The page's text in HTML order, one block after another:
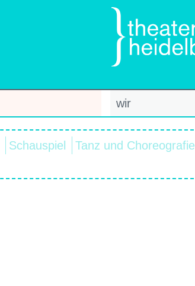
wir
Schauspiel
Tanz und Choreografie